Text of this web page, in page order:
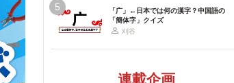
5
「广」←日本では何の漢字？中国語の
「簡体字」クイズ
刈谷
連載企画